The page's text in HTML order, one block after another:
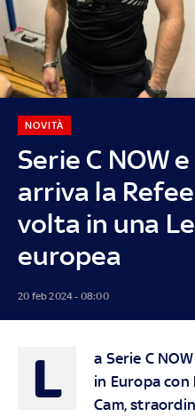
Serie C NOW
arriva la
volta in una
europea
NOVITÀ
20 feb 2024 - 08:00
L
a Serie C
in Europa con
Cam,